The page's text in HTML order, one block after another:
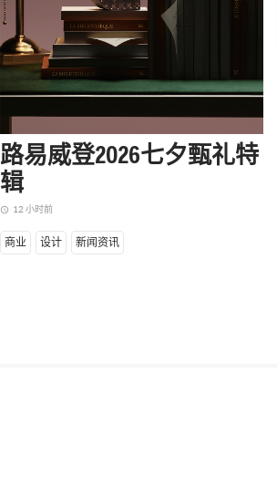
路易威登2026七夕甄礼特
辑
access_time 12 小时前
商业 设计 新闻资讯